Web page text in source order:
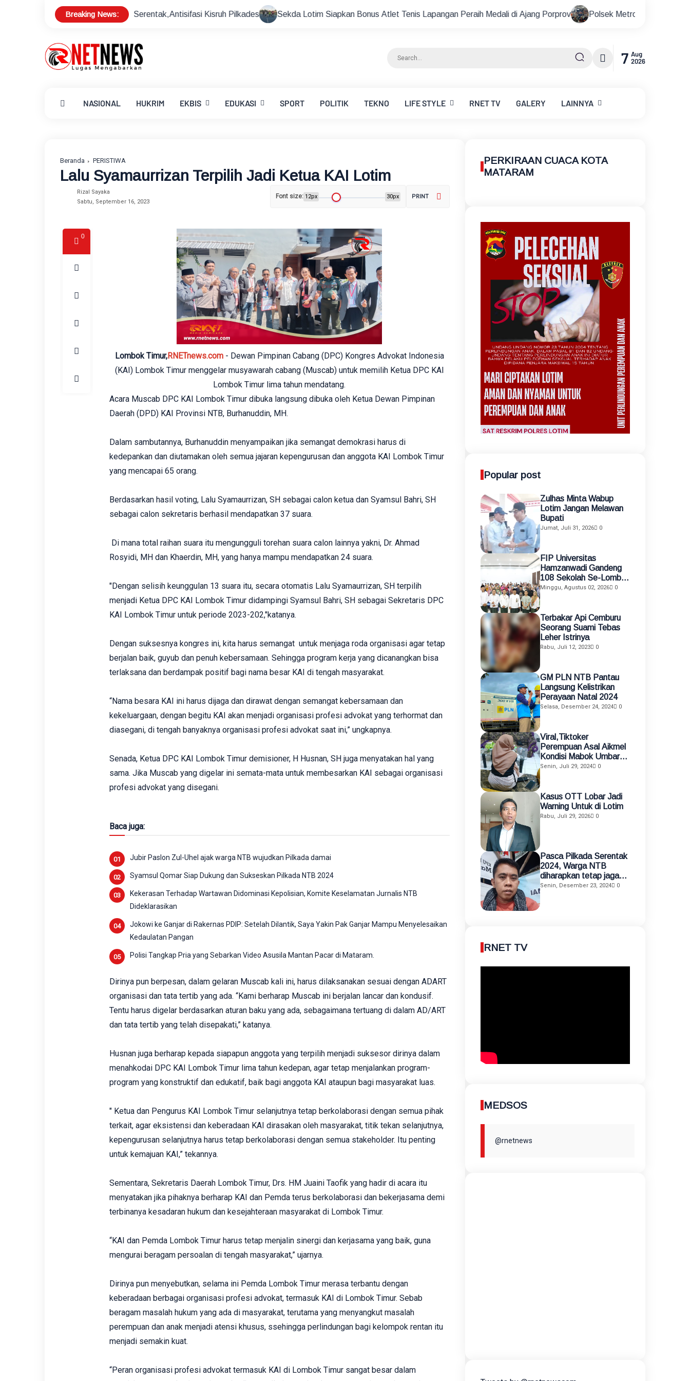
Breaking News:
Pilkades Serentak,Antisifasi Kisruh Pilkades Sekda Lotim Siapkan Bonus Atlet Tenis Lapangan Peraih Medali di Ajang Porprov Polsek Metro Kebayoran Baru Gelar Nobar
7 Aug
2026
NASIONAL HUKRIM EKBIS EDUKASI SPORT POLITIK TEKNO LIFE STYLE RNETTV GALERY LAINNYA
Beranda PERISTIWA
Lalu Syamaurrizan Terpilih Jadi Ketua KAI Lotim
Rizal Sayaka
Sabtu, September 16, 2023
Font size: 12px 30px PRINT
0
Lombok Timur,RNETnews.com- Dewan Pimpinan Cabang (DPC) Kongres Advokat Indonesia
(KAI) Lombok Timur menggelar musyawarah cabang (Muscab) untuk memilih Ketua DPC KAI
Lombok Timur lima tahun mendatang.
Acara Muscab DPC KAI Lombok Timur dibuka langsung dibuka oleh Ketua Dewan Pimpinan
Daerah (DPD) KAI Provinsi NTB, Burhanuddin, MH.
Dalam sambutannya, Burhanuddin menyampaikan jika semangat demokrasi harus di
kedepankan dan diutamakan oleh semua jajaran kepengurusan dan anggota KAI Lombok Timur
yang mencapai 65 orang.
Berdasarkan hasil voting, Lalu Syamaurrizan, SH sebagai calon ketua dan Syamsul Bahri, SH
sebagai calon sekretaris berhasil mendapatkan 37 suara.
Di mana total raihan suara itu mengungguli torehan suara calon lainnya yakni, Dr. Ahmad
Rosyidi, MH dan Khaerdin, MH, yang hanya mampu mendapatkan 24 suara.
"Dengan selisih keunggulan 13 suara itu, secara otomatis Lalu Syamaurrizan, SH terpilih
menjadi Ketua DPC KAI Lombok Timur didampingi Syamsul Bahri, SH sebagai Sekretaris DPC
KAI Lombok Timur untuk periode 2023-202,"katanya.
Dengan suksesnya kongres ini, kita harus semangat untuk menjaga roda organisasi agar tetap
berjalan baik, guyub dan penuh kebersamaan. Sehingga program kerja yang dicanangkan bisa
terlaksana dan berdampak positif bagi nama besar KAI di tengah masyarakat.
“Nama besara KAI ini harus dijaga dan dirawat dengan semangat kebersamaan dan
kekeluargaan, dengan begitu KAI akan menjadi organisasi profesi advokat yang terhormat dan
diasegani, di tengah banyaknya organisasi profesi advokat saat ini,” ungkapnya.
Senada, Ketua DPC KAI Lombok Timur demisioner, H Husnan, SH juga menyatakan hal yang
sama. Jika Muscab yang digelar ini semata-mata untuk membesarkan KAI sebagai organisasi
profesi advokat yang disegani.
Baca juga:
Jubir Paslon Zul-Uhel ajak warga NTB wujudkan Pilkada damai
Syamsul Qomar Siap Dukung dan Sukseskan Pilkada NTB 2024
Kekerasan Terhadap Wartawan Didominasi Kepolisian, Komite Keselamatan Jurnalis NTB
Dideklarasikan
Jokowi ke Ganjar di Rakernas PDIP: Setelah Dilantik, Saya Yakin Pak Ganjar Mampu Menyelesaikan
Kedaulatan Pangan
Polisi Tangkap Pria yang Sebarkan Video Asusila Mantan Pacar di Mataram.
Dirinya pun berpesan, dalam gelaran Muscab kali ini, harus dilaksanakan sesuai dengan ADART
organisasi dan tata tertib yang ada. “Kami berharap Muscab ini berjalan lancar dan kondusif.
Tentu harus digelar berdasarkan aturan baku yang ada, sebagaimana tertuang di dalam AD/ART
dan tata tertib yang telah disepakati,” katanya.
Husnan juga berharap kepada siapapun anggota yang terpilih menjadi suksesor dirinya dalam
menahkodai DPC KAI Lombok Timur lima tahun kedepan, agar tetap menjalankan program-
program yang konstruktif dan edukatif, baik bagi anggota KAI ataupun bagi masyarakat luas.
" Ketua dan Pengurus KAI Lombok Timur selanjutnya tetap berkolaborasi dengan semua pihak
terkait, agar eksistensi dan keberadaan KAI dirasakan oleh masyarakat, titik tekan selanjutnya,
kepengurusan selanjutnya harus tetap berkolaborasi dengan semua stakeholder. Itu penting
untuk kemajuan KAI,” tekannya.
Sementara, Sekretaris Daerah Lombok Timur, Drs. HM Juaini Taofik yang hadir di acara itu
menyatakan jika pihaknya berharap KAI dan Pemda terus berkolaborasi dan bekerjasama demi
terbinanya kesadaran hukum dan kesejahteraan masyarakat di Lombok Timur.
“KAI dan Pemda Lombok Timur harus tetap menjalin sinergi dan kerjasama yang baik, guna
mengurai beragam persoalan di tengah masyarakat,” ujarnya.
Dirinya pun menyebutkan, selama ini Pemda Lombok Timur merasa terbantu dengan
keberadaan berbagai organisasi profesi advokat, termasuk KAI di Lombok Timur. Sebab
beragam masalah hukum yang ada di masyarakat, terutama yang menyangkut masalah
perempuan dan anak menjadi atensi khusus, ssehingga perlindungan bagi kelompok rentan itu
menjadi semakin kuat.
“Peran organisasi profesi advokat termasuk KAI di Lombok Timur sangat besar dalam
PERKIRAAN CUACA KOTA
MATARAM
Popular post
Zulhas Minta Wabup
Lotim Jangan Melawan
Bupati
Jumat, Juli 31, 2026 0
FIP Universitas
Hamzanwadi Gandeng
108 Sekolah Se-Lombok
Timur, Perkuat
Mengajar dan KKN
Terintegrasi
Minggu, Agustus 02, 2026 0
Terbakar Api Cemburu
Seorang Suami Tebas
Leher Istrinya
Rabu, Juli 12, 2023 0
GM PLN NTB Pantau
Langsung Kelistrikan
Perayaan Natal 2024
Selasa, Desember 24, 2024 0
Viral,Tiktoker
Perempuan Asal Aikmel
Kondisi Mabok Umbar
Aurat di Medsos
Senin, Juli 29, 2024 0
Kasus OTT Lobar Jadi
Warning Untuk di Lotim
Rabu, Juli 29, 2026 0
Pasca Pilkada Serentak
2024, Warga NTB
diharapkan tetap jaga
kamtibmas
Senin, Desember 23, 2024 0
RNET TV
MEDSOS
@rnetnews